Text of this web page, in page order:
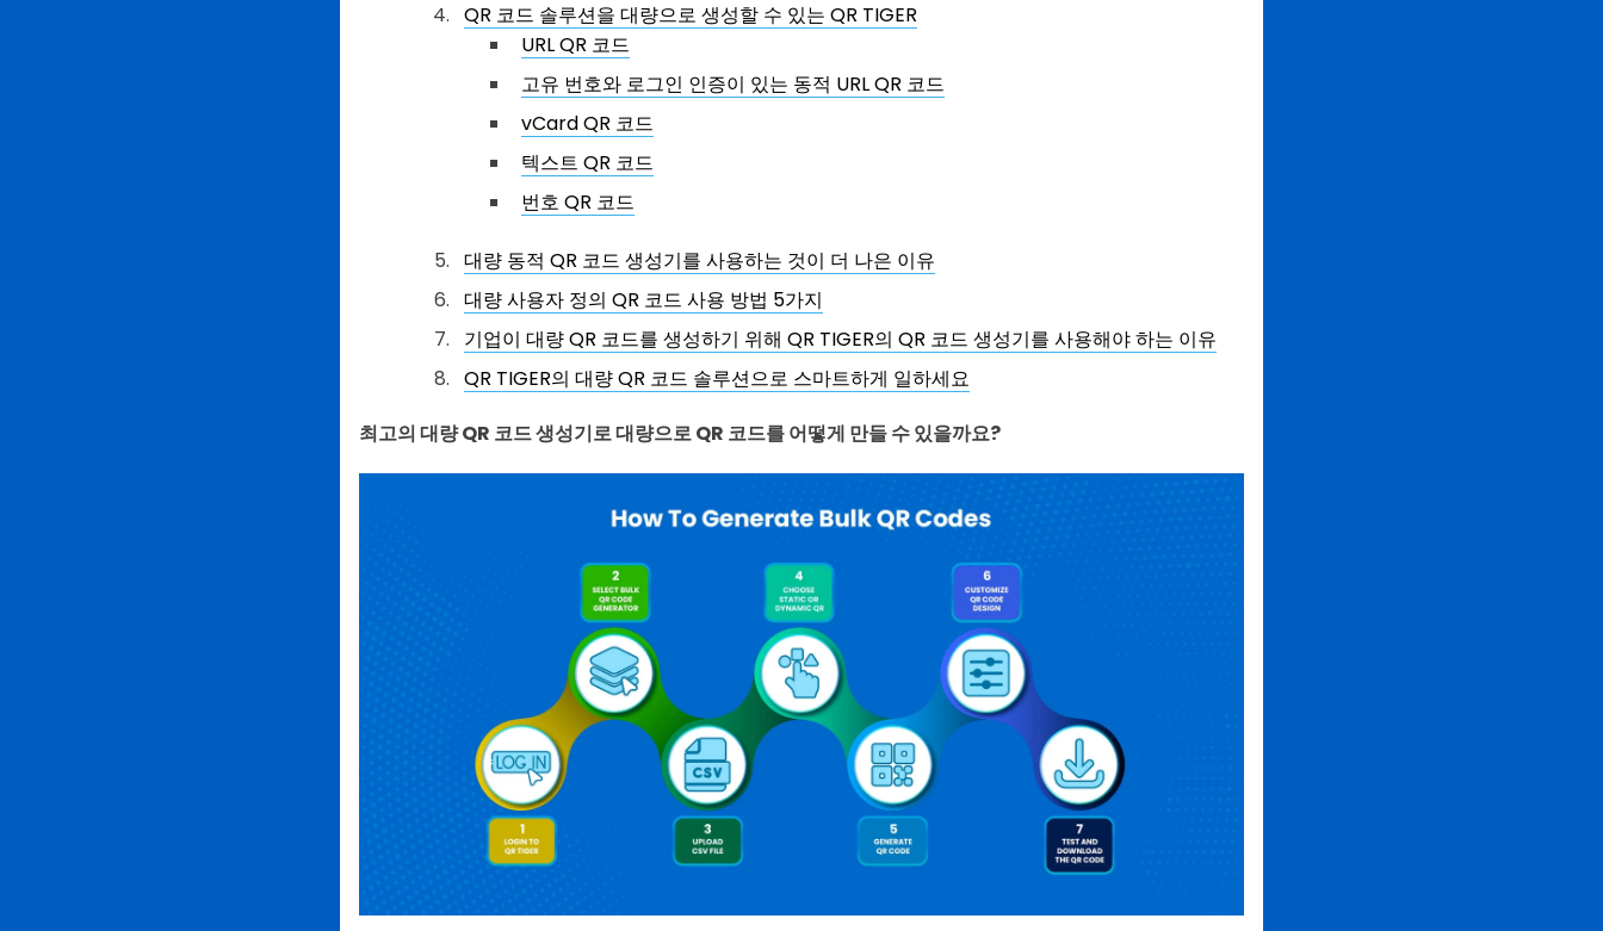
QR 코드 솔루션을 대량으로 생성할 수 있는 QR TIGER
URL QR 코드
고유 번호와 로그인 인증이 있는 동적 URL QR 코드
vCard QR 코드
텍스트 QR 코드
번호 QR 코드
대량 동적 QR 코드 생성기를 사용하는 것이 더 나은 이유
대량 사용자 정의 QR 코드 사용 방법 5가지
기업이 대량 QR 코드를 생성하기 위해 QR TIGER의 QR 코드 생성기를 사용해야 하는 이유
QR TIGER의 대량 QR 코드 솔루션으로 스마트하게 일하세요
최고의 대량 QR 코드 생성기로 대량으로 QR 코드를 어떻게 만들 수 있을까요?